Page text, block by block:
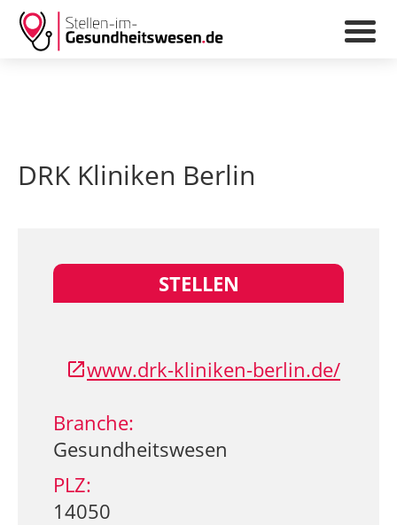
DRK Kliniken Berlin
STELLEN
www.drk-kliniken-berlin.de/
Branche:
Gesundheitswesen
PLZ:
14050